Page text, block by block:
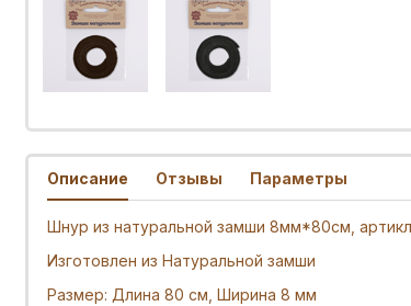
Описание Отзывы Параметры
Шнур из натуральной замши 8мм*80см,
Изготовлен из Натуральной замши
Размер: Длина 80 см, Ширина 8 мм